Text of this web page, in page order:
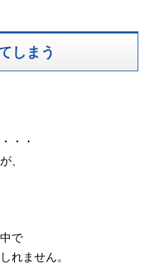
しまう
・・
、
で
れません。